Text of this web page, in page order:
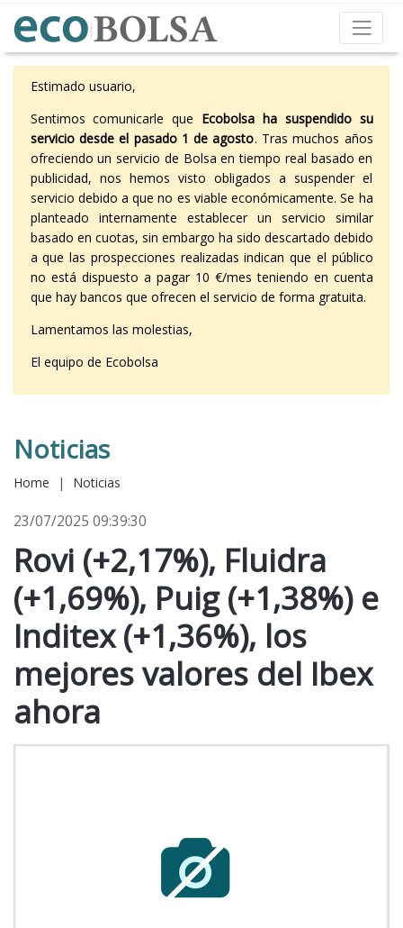
Estimado usuario,
Sentimos comunicarle que Ecobolsa ha suspendido su
servicio desde el pasado 1 de agosto. Tras muchos años
ofreciendo un servicio de Bolsa en tiempo real basado en
publicidad, nos hemos visto obligados a suspender el
servicio debido a que no es viable económicamente. Se ha
planteado internamente establecer un servicio similar
basado en cuotas, sin embargo ha sido descartado debido
a que las prospecciones realizadas indican que el público
no está dispuesto a pagar 10 €/mes teniendo en cuenta
que hay bancos que ofrecen el servicio de forma gratuita.
Lamentamos las molestias,
El equipo de Ecobolsa
Noticias
Home | Noticias
23/07/2025 09:39:30
Rovi (+2,17%), Fluidra
(+1,69%), Puig (+1,38%) e
Inditex (+1,36%), los
mejores valores del Ibex
ahora